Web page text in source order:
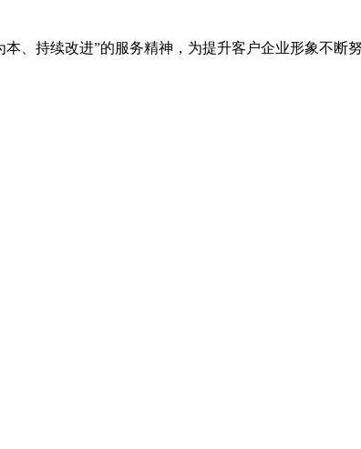
、持续改进”的服务精神，为提升客户企业形象不断